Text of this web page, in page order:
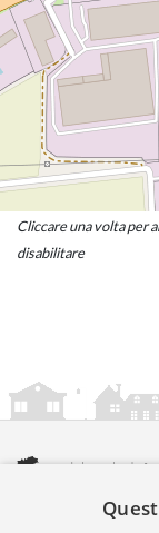
Cliccare una volta per
disabilitare